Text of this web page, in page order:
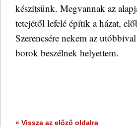
készítsünk. Megvannak az
tetejétől lefelé építik a házat,
Szerencsére nekem az
borok beszélnek helyettem.
« Vissza az előző oldalra